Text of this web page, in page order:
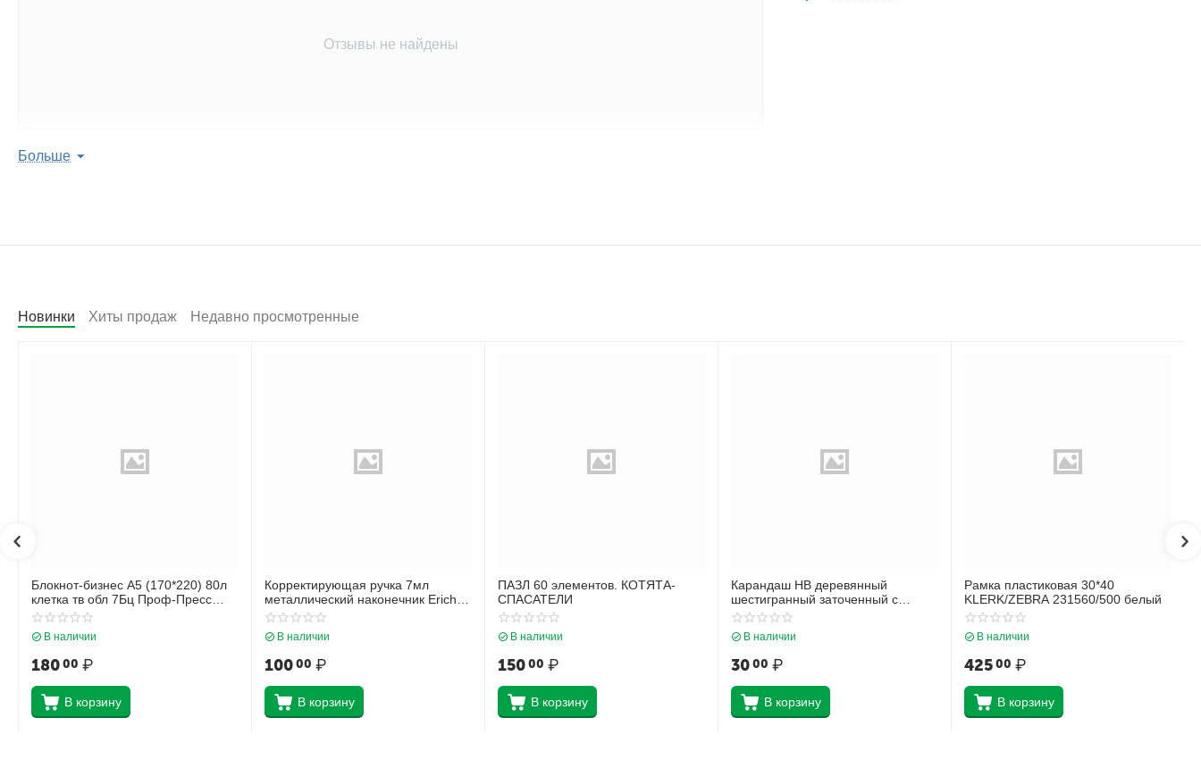
Отзывы не найдены
Больше
Новинки Хиты продаж Недавно просмотренные
Блокнот-бизнес А5 (170*220) 80л
клетка тв обл 7Бц Проф-Пресс
Нежные листья глянц лам 80-4472
В наличии
18000 ₽
В корзину
Корректирующая ручка 7мл
металлический наконечник Erich
Krause Стандарт 55989
В наличии
10000 ₽
В корзину
ПАЗЛ 60 элементов. КОТЯТА-
СПАСАТЕЛИ
В наличии
15000 ₽
В корзину
Карандаш НВ деревянный
шестигранный заточенный с
ластиком Erich Krause Черный как
В наличии
3000 ₽
В корзину
Рамка пластиковая 30*40
KLERK/ZEBRA 231560/500 белый
В наличии
42500 ₽
В корзину